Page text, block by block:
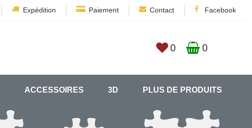
Expédition Paiement Contact Facebook
0 0
ACCESSOIRES 3D PLUS DE PRODUITS